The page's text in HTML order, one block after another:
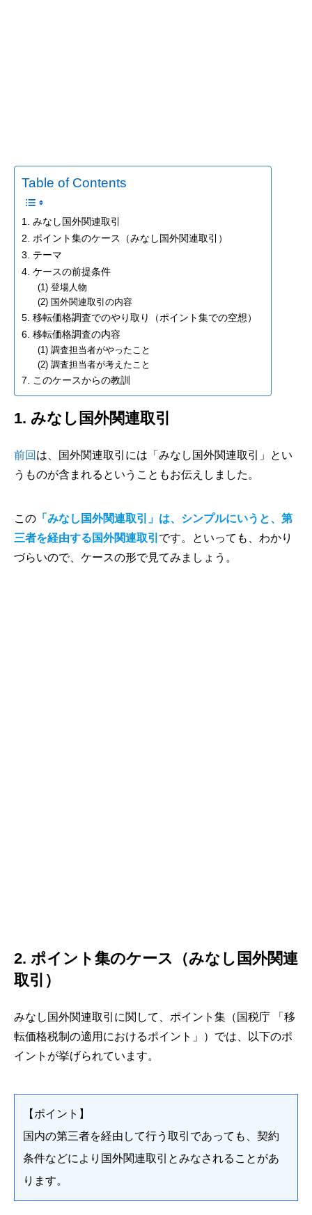
Table of Contents
1. みなし国外関連取引
2. ポイント集のケース（みなし国外関連取引）
3. テーマ
4. ケースの前提条件
(1) 登場人物
(2) 国外関連取引の内容
5. 移転価格調査でのやり取り（ポイント集での空想）
6. 移転価格調査の内容
(1) 調査担当者がやったこと
(2) 調査担当者が考えたこと
7. このケースからの教訓
1. みなし国外関連取引
前回 は、国外関連取引には「みなし国外関連取引」とい
うものが含まれるということもお伝えしました。
この 「みなし国外関連取引」は、シンプルにいうと、第
三者を経由する国外関連取引 です。といっても、わかり
づらいので、ケースの形で見てみましょう。
2. ポイント集のケース（みなし国外関連
取引）
みなし国外関連取引に関して、ポイント集（国税庁 「移
転価格税制の適用におけるポイント」）では、以下のポ
イントが挙げられています。
【ポイント】
国内の第三者を経由して行う取引であっても、契約
条件などにより国外関連取引とみなされることがあ
ります。